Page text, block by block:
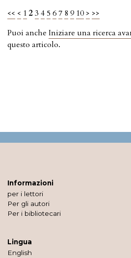
<< < 1 23 4 5 67 8 9 10 > >>
Puoi anche Iniziare una ricerca
questo articolo.
Informazioni
per i lettori
Per gli autori
Per i bibliotecari
Lingua
English